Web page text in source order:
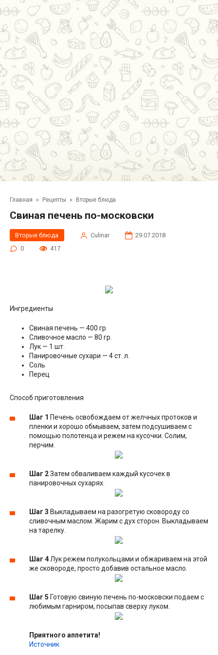
Главная » Рецепты » Вторые блюда
Свиная печень по-московски
Вторые блюда Сulinar
29.07.2018
0
417
Ингредиенты
Свиная печень — 400 гр.
Сливочное масло — 80 гр.
Лук — 1 шт.
Панировочные сухари — 4 ст. л.
Соль
Перец
Способ приготовления
Шаг 1 Печень освобождаем от желчных протоков и
пленки и хорошо обмываем, затем подсушиваем с
помощью полотенца и режем на кусочки. Солим,
перчим.
Шаг 2Затем обваливаем каждый кусочек в
панировочных сухарях.
Шаг 3 Выкладываем на разогретую сковороду со
сливочным маслом. Жарим с дух сторон. Выкладываем
на тарелку.
Шаг 4 Лук режем полукольцами и обжариваем на этой
же сковороде, просто добавив остальное масло.
Шаг 5 Готовую свиную печень по-московски подаем с
любимым гарниром, посыпав сверху луком.
Приятного аппетита!
Источник